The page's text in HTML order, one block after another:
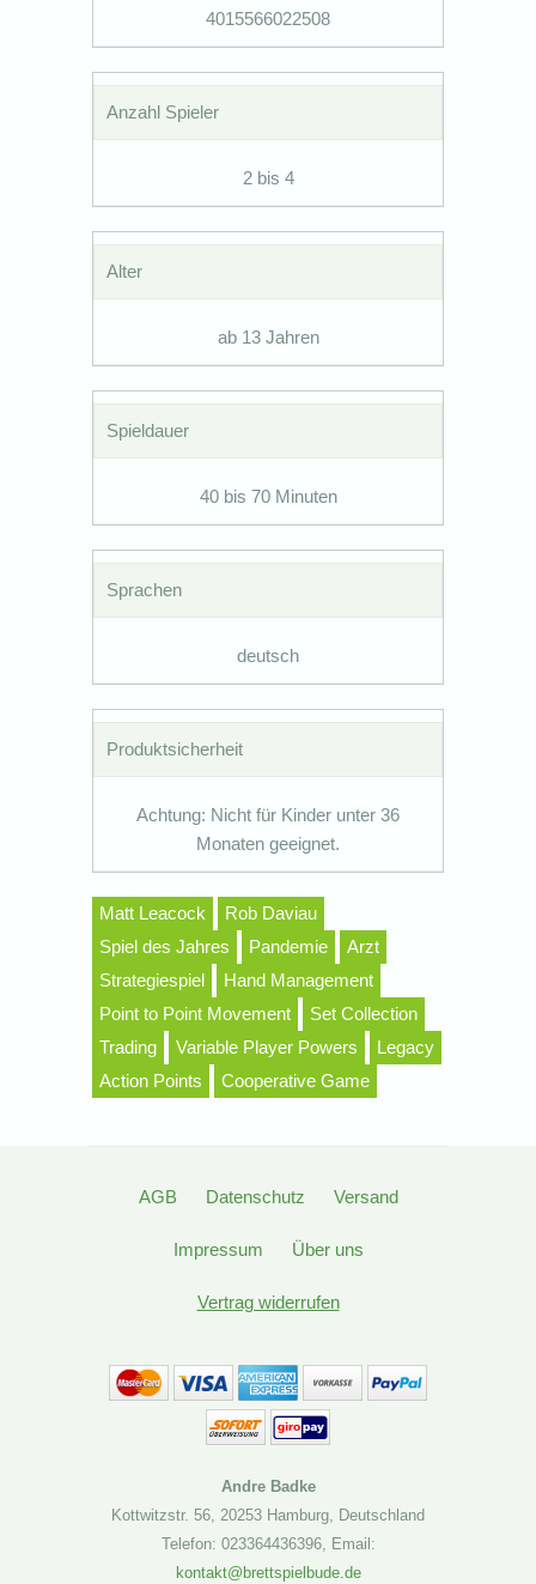
4015566022508
Anzahl Spieler
2 bis 4
Alter
ab 13 Jahren
Spieldauer
40 bis 70 Minuten
Sprachen
deutsch
Produktsicherheit
Achtung: Nicht für Kinder unter 36
Monaten geeignet.
Matt Leacock
Rob Daviau
Spiel des Jahres
Pandemie
Arzt
Strategiespiel
Hand Management
Point to Point Movement
Set Collection
Trading
Variable Player Powers
Legacy
Action Points
Cooperative Game
AGB Datenschutz Versand
Impressum Über uns
Vertrag widerrufen
Andre Badke
Kottwitzstr. 56 20253 Hamburg Deutschland
Telefon: 023364436396, Email:
kontakt@brettspielbude.de